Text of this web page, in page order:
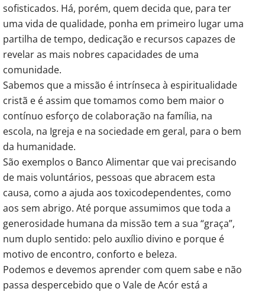
sofisticados. Há, porém, quem decida que, para ter
uma vida de qualidade, ponha em primeiro lugar uma
partilha de tempo, dedicação e recursos capazes de
revelar as mais nobres capacidades de uma
comunidade.
Sabemos que a missão é intrínseca à espiritualidade
cristã e é assim que tomamos como bem maior o
contínuo esforço de colaboração na família, na
escola, na Igreja e na sociedade em geral, para o bem
da humanidade.
São exemplos o Banco Alimentar que vai precisando
de mais voluntários, pessoas que abracem esta
causa, como a ajuda aos toxicodependentes, como
aos sem abrigo. Até porque assumimos que toda a
generosidade humana da missão tem a sua “graça”,
num duplo sentido: pelo auxílio divino e porque é
motivo de encontro, conforto e beleza.
Podemos e devemos aprender com quem sabe e não
passa despercebido que o Vale de Acór está a